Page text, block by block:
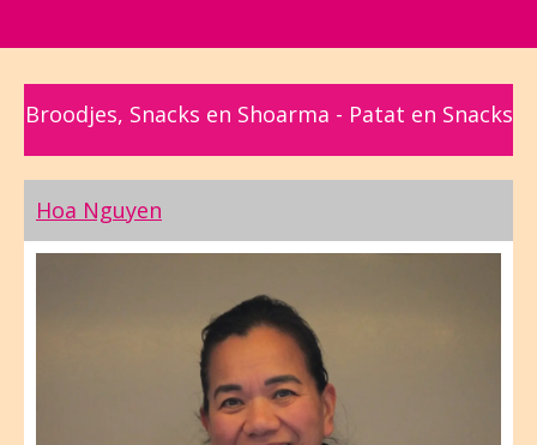
Broodjes, Snacks en Shoarma - Patat en Snacks
Hoa Nguyen